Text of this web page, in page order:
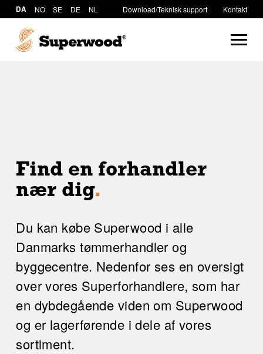
DA NO SE DE NL Download/Teknisk support Kontakt
Find en forhandler
nær dig.
Du kan købe Superwood i alle
Danmarks tømmerhandler og
byggecentre. Nedenfor ses en oversigt
over vores Superforhandlere, som har
en dybdegående viden om Superwood
og er lagerførende i dele af vores
sortiment.